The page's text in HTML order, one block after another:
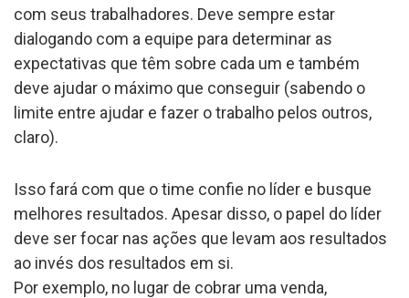
com seus trabalhadores. Deve sempre estar
dialogando com a equipe para determinar as
expectativas que têm sobre cada um e também
deve ajudar o máximo que conseguir (sabendo o
limite entre ajudar e fazer o trabalho pelos outros,
claro).
Isso fará com que o time confie no líder e busque
melhores resultados. Apesar disso, o papel do líder
deve ser focar nas ações que levam aos resultados
ao invés dos resultados em si.
Por exemplo, no lugar de cobrar uma venda,